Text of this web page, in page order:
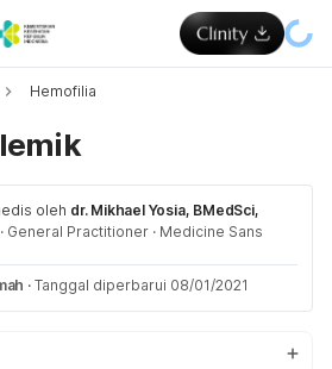
Hemofilia
oleh dr. Mikhael Yosia, BMedSci,
· General Practitioner · Medicine Sans
· Tanggal diperbarui 08/01/2021